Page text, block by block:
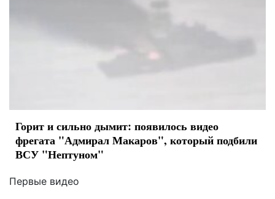
Горит и сильно дымит: появилось видео
фрегата "Адмирал Макаров", который подбили
ВСУ "Нептуном"
Первые видео